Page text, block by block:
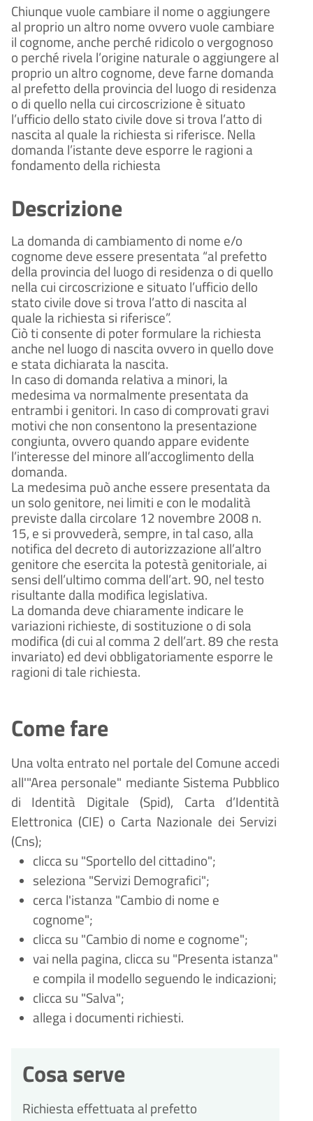
Chiunque vuole cambiare il nome o aggiungere
al proprio un altro nome ovvero vuole cambiare
il cognome, anche perché ridicolo o vergognoso
o perché rivela l’origine naturale o aggiungere al
proprio un altro cognome, deve farne domanda
al prefetto della provincia del luogo di residenza
o di quello nella cui circoscrizione è situato
l’ufficio dello stato civile dove si trova l’atto di
nascita al quale la richiesta si riferisce. Nella
domanda l’istante deve esporre le ragioni a
fondamento della richiesta
Descrizione
La domanda di cambiamento di nome e/o
cognome deve essere presentata “al prefetto
della provincia del luogo di residenza o di quello
nella cui circoscrizione e situato l’ufficio dello
stato civile dove si trova l’atto di nascita al
quale la richiesta si riferisce”.
Ciò ti consente di poter formulare la richiesta
anche nel luogo di nascita ovvero in quello dove
e stata dichiarata la nascita.
In caso di domanda relativa a minori, la
medesima va normalmente presentata da
entrambi i genitori. In caso di comprovati gravi
motivi che non consentono la presentazione
congiunta, ovvero quando appare evidente
l’interesse del minore all’accoglimento della
domanda.
La medesima può anche essere presentata da
un solo genitore, nei limiti e con le modalità
previste dalla circolare 12 novembre 2008 n.
15, e si provvederà, sempre, in tal caso, alla
notifica del decreto di autorizzazione all’altro
genitore che esercita la potestà genitoriale, ai
sensi dell’ultimo comma dell’art. 90, nel testo
risultante dalla modifica legislativa.
La domanda deve chiaramente indicare le
variazioni richieste, di sostituzione o di sola
modifica (di cui al comma 2 dell’art. 89 che resta
invariato) ed devi obbligatoriamente esporre le
ragioni di tale richiesta.
Come fare
Una volta entrato nel portale del Comune accedi
all'"Area personale" mediante Sistema Pubblico
di Identità Digitale (Spid), Carta d’Identità
Elettronica (CIE) o Carta Nazionale dei Servizi
(Cns);
clicca su "Sportello del cittadino";
seleziona "Servizi Demografici";
cerca l'istanza "Cambio di nome e
cognome";
clicca su "Cambio di nome e cognome";
vai nella pagina, clicca su "Presenta istanza"
e compila il modello seguendo le indicazioni;
clicca su "Salva";
allega i documenti richiesti.
Cosa serve
Richiesta effettuata al prefetto